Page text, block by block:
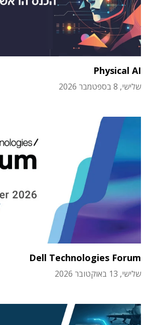
Physical AI
שלישי, 8 בספטמבר 2026
Dell Technologies Forum
שלישי, 13 באוקטובר 2026